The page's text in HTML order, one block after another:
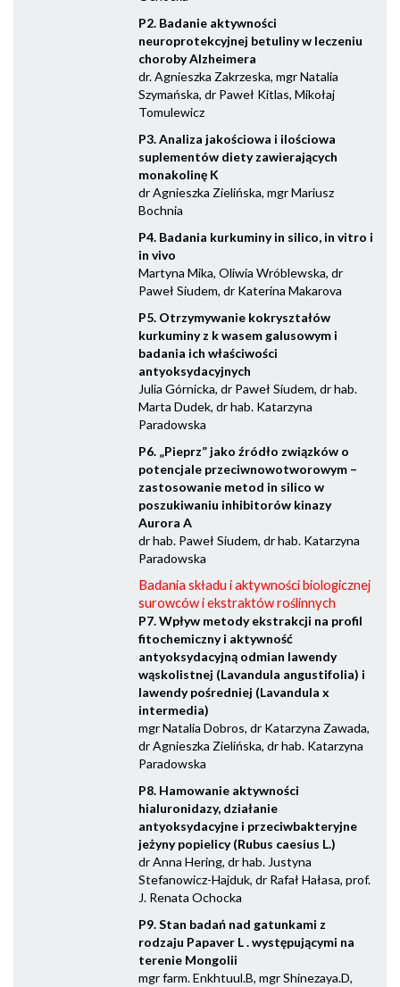
P2. Badanie aktywności
neuroprotekcyjnej betuliny w leczeniu
choroby Alzheimera
dr. Agnieszka Zakrzeska, mgr Natalia
Szymańska, dr Paweł Kitlas, Mikołaj
Tomulewicz
P3. Analiza jakościowa i ilościowa
suplementów diety zawierających
monakolinę K
dr Agnieszka Zielińska, mgr Mariusz
Bochnia
P4. Badania kurkuminy in silico, in vitro i
in vivo
Martyna Mika, Oliwia Wróblewska, dr
Paweł Siudem, dr Katerina Makarova
P5. Otrzymywanie kokryształów
kurkuminy z k wasem galusowym i
badania ich właściwości
antyoksydacyjnych
Julia Górnicka, dr Paweł Siudem, dr hab.
Marta Dudek, dr hab. Katarzyna
Paradowska
P6. „Pieprz” jako źródło związków o
potencjale przeciwnowotworowym –
zastosowanie metod in silico w
poszukiwaniu inhibitorów kinazy
Aurora A
dr hab. Paweł Siudem, dr hab. Katarzyna
Paradowska
Badania składu i aktywności biologicznej
surowców i ekstraktów roślinnych
P7. Wpływ metody ekstrakcji na profil
fitochemiczny i aktywność
antyoksydacyjną odmian lawendy
wąskolistnej (Lavandula angustifolia) i
lawendy pośredniej (Lavandula x
intermedia)
mgr Natalia Dobros, dr Katarzyna Zawada,
dr Agnieszka Zielińska, dr hab. Katarzyna
Paradowska
P8. Hamowanie aktywności
hialuronidazy, działanie
antyoksydacyjne i przeciwbakteryjne
jeżyny popielicy (Rubus caesius L.)
dr Anna Hering, dr hab. Justyna
Stefanowicz-Hajduk, dr Rafał Hałasa, prof.
J. Renata Ochocka
P9. Stan badań nad gatunkami z
rodzaju Papaver L . występującymi na
terenie Mongolii
mgr farm. Enkhtuul.B, mgr Shinezaya.D,